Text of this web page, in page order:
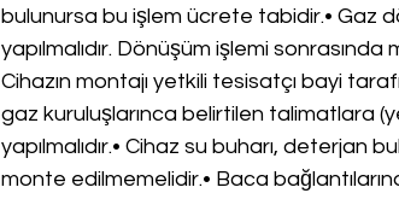
bulunursa bu işlem ücrete tabidir.• Gaz
yapılmalıdır. Dönüşüm işlemi
Cihazın montajı yetkili tesisatçı bayi
gaz kuruluşlarınca belirtilen talimatlara
yapılmalıdır.• Cihaz su buharı, deterjan
monte edilmemelidir.• Baca